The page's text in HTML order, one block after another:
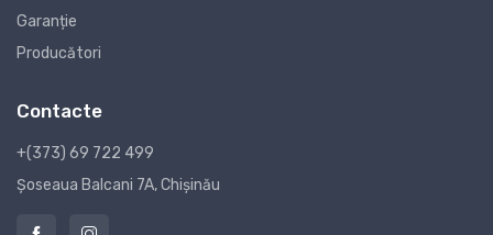
Garanție
Producători
Contacte
+(373) 69 722 499
Șoseaua Balcani 7A, Chișinău